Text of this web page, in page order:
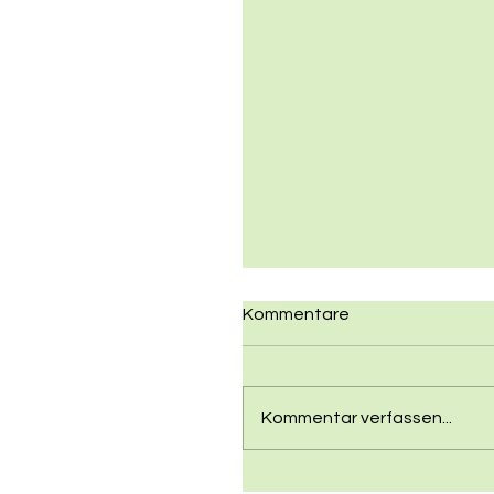
Pumptrack Jam | Race!
Kommentare
Kommentar verfassen...